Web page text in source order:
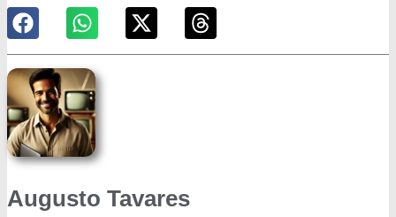
Augusto Tavares